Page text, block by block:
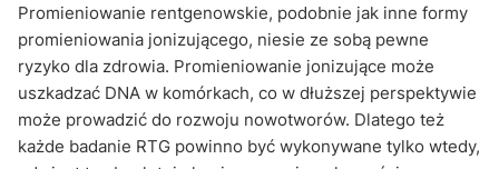
Promieniowanie rentgenowskie, podobnie jak inne formy
promieniowania jonizującego, niesie ze sobą pewne
ryzyko dla zdrowia. Promieniowanie jonizujące może
uszkadzać DNA w komórkach, co w dłuższej perspektywie
może prowadzić do rozwoju nowotworów. Dlatego też
każde badanie RTG powinno być wykonywane tylko wtedy,